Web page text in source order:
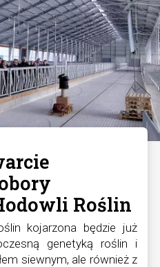
Roślin
kojarzona będzie już
genetyką roślin i
siewnym, ale również z